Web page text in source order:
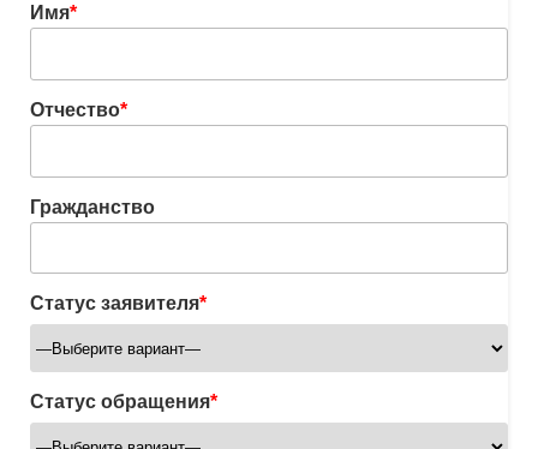
Имя*
Отчество*
Гражданство
Статус заявителя*
Статус обращения*